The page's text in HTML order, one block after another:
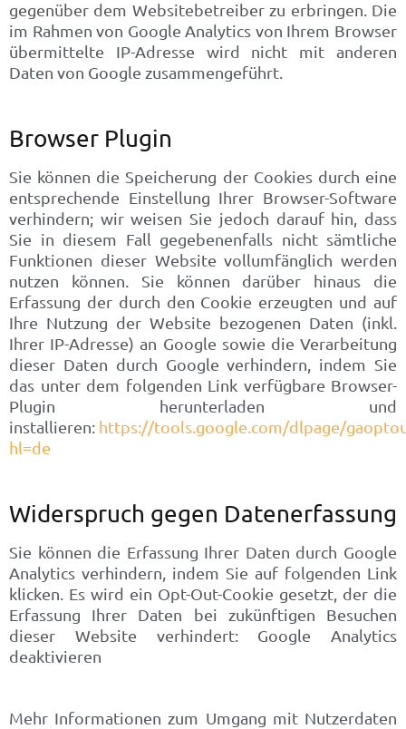
gegenüber dem Websitebetreiber zu erbringen. Die
im Rahmen von Google Analytics von Ihrem Browser
übermittelte IP-Adresse wird nicht mit anderen
Daten von Google zusammengeführt.
Browser Plugin
Sie können die Speicherung der Cookies durch eine
entsprechende Einstellung Ihrer Browser-Software
verhindern; wir weisen Sie jedoch darauf hin, dass
Sie in diesem Fall gegebenenfalls nicht sämtliche
Funktionen dieser Website vollumfänglich werden
nutzen können. Sie können darüber hinaus die
Erfassung der durch den Cookie erzeugten und auf
Ihre Nutzung der Website bezogenen Daten (inkl.
Ihrer IP-Adresse) an Google sowie die Verarbeitung
dieser Daten durch Google verhindern, indem Sie
das unter dem folgenden Link verfügbare Browser-
Plugin herunterladen und
installieren: https://tools.google.com/dlpage/
hl=de
Widerspruch gegen Datenerfassung
Sie können die Erfassung Ihrer Daten durch Google
Analytics verhindern, indem Sie auf folgenden Link
klicken. Es wird ein Opt-Out-Cookie gesetzt, der die
Erfassung Ihrer Daten bei zukünftigen Besuchen
dieser Website verhindert: Google Analytics
deaktivieren
Mehr Informationen zum Umgang mit Nutzerdaten